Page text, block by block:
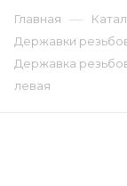
Главная —
Державки
Державка
левая